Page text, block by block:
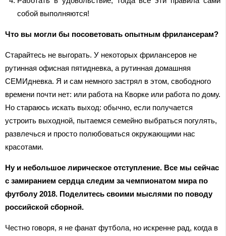
собой выполняются!
Что вы могли бы посоветовать опытным фрилансерам?
Старайтесь не выгорать. У некоторых фрилансеров не
рутинная офисная пятидневка, а рутинная домашняя
СЕМИдневка. Я и сам немного застрял в этом, свободного
времени почти нет: или работа на Кворке или работа по дому.
Но стараюсь искать выход: обычно, если получается
устроить выходной, пытаемся семейно выбраться погулять,
развлечься и просто полюбоваться окружающими нас
красотами.
Ну и небольшое лирическое отступление. Все мы сейчас
с замиранием сердца следим за чемпионатом мира по
футболу 2018. Поделитесь своими мыслями по поводу
российской сборной.
Честно говоря, я не фанат футбола, но искренне рад, когда в